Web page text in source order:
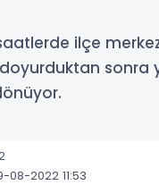
ilçe
doyurduktan sonra
2022 11:53